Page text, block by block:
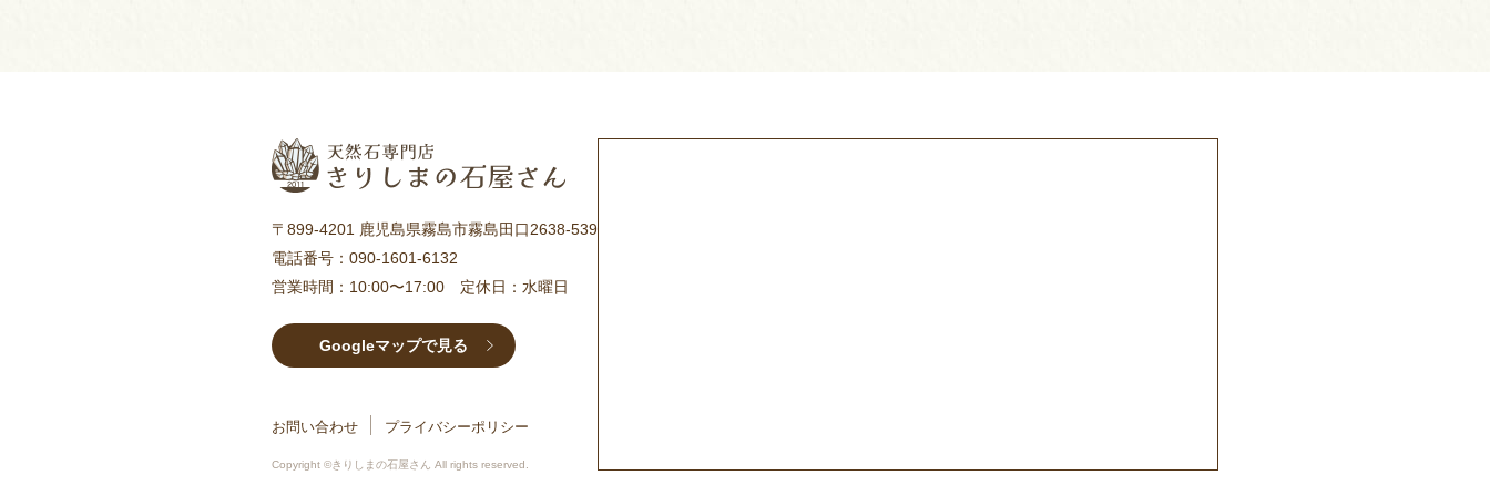
〒899-4201 鹿児島県霧島市霧島田口2638-539
電話番号： 090-1601-6132
営業時間：10:00〜17:00 定休日：水曜日
Googleマップで見る
お問い合わせ プライバシーポリシー
Copyright ©きりしまの石屋さん All rights reserved.